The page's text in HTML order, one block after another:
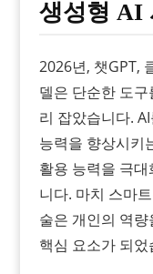
생성형 AI
2026년, 챗GPT,
델은 단순한 도
리 잡았습니다.
능력을 향상시키
활용 능력을 극
니다. 마치 스마
술은 개인의 역
핵심 요소가 되었